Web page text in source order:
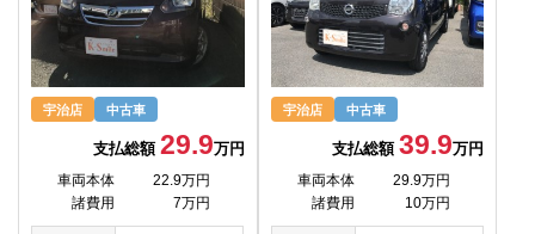
宇治店 中古車
支払総額 29.9万円
車両本体
22.9万円
諸費用
7万円
宇治店 中古車
支払総額39.9万円
車両本体
29.9万円
諸費用
10万円